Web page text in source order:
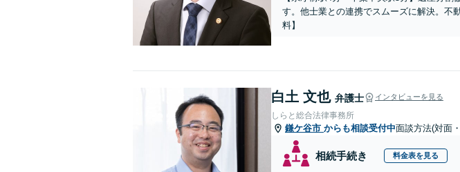
す。他士業との連携でスムーズに解決。不
料】
白土 文也 弁護士 インタビューを見る
しらと総合法律事務所
鎌ケ谷市 からも相談受付中面談方法(対面
相続手続き 料金表を見る